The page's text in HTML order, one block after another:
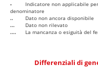
-
Indicatore non applicabile
denominatore
..
Dato non ancora disponibile
...
Dato non rilevato
....
La mancanza o esiguità del
Differenziali di